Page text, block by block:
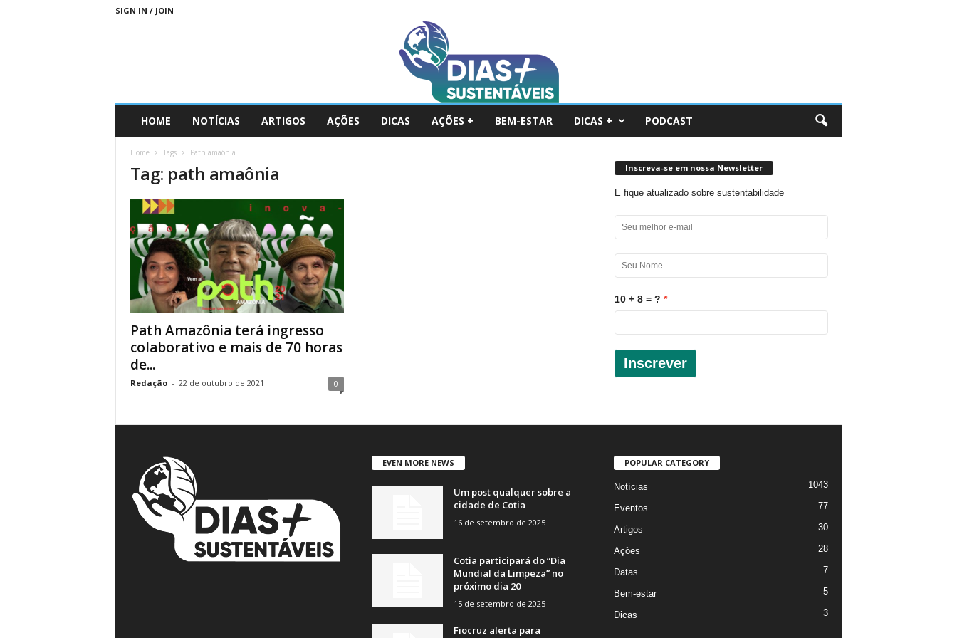
SIGN IN / JOIN
a
HOME NOTÍCIAS ARTIGOS AÇÕES DICAS AÇÕES + BEM-ESTAR DICAS + PODCAST
Home Tags Path amaônia
Tag: path amaônia
Path Amazônia terá ingresso
colaborativo e mais de 70 horas
de...
Redação - 22 de outubro de 2021 0
Inscreva-se em nossa Newsletter
E fique atualizado sobre sustentabilidade
10 + 8 = ?
Inscrever
EVEN MORE NEWS
Um post qualquer sobre a
cidade de Cotia
16 de setembro de 2025
Cotia participará do “Dia
Mundial da Limpeza” no
próximo dia 20
15 de setembro de 2025
Fiocruz alerta para
POPULAR CATEGORY
Notícias 1043
Eventos 77
Artigos 30
Ações 28
Datas 7
Bem-estar 5
Dicas 3